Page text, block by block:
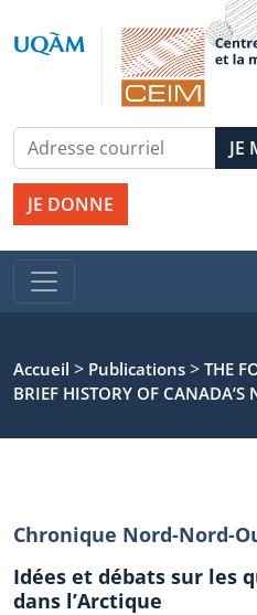
JE DONNE
Accueil > Publications > THE
BRIEF HISTORY OF CANADA’S
Chronique Nord-Nord-
Idées et débats sur les
dans l’Arctique